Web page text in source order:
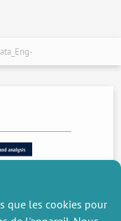
que les cookies pour